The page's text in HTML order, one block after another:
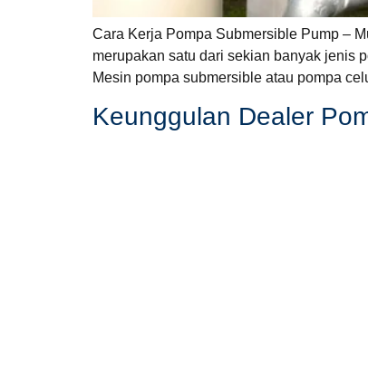
Cara Kerja Pompa Submersible Pump –
merupakan satu dari sekian banyak jenis
Mesin pompa submersible atau pompa
Keunggulan Dealer